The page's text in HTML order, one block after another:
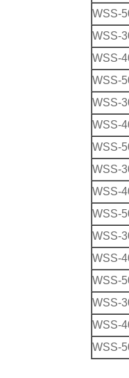
WSS-
WSS-
WSS-
WSS-
WSS-
WSS-
WSS-
WSS-
WSS-
WSS-
WSS-
WSS-
WSS-
WSS-
WSS-
WSS-